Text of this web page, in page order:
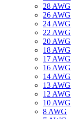
28 AWG
26 AWG
24 AWG
22 AWG
20 AWG
18 AWG
17 AWG
16 AWG
14 AWG
13 AWG
12 AWG
10 AWG
8 AWG